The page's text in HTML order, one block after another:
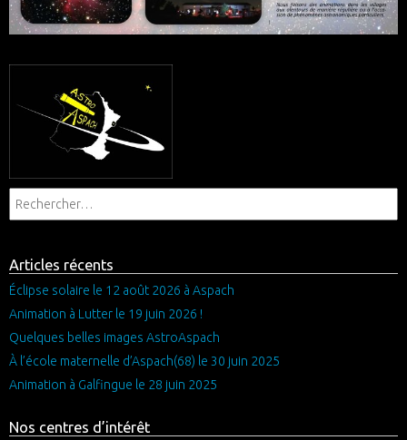
Articles récents
Éclipse solaire le 12 août 2026 à Aspach
Animation à Lutter le 19 juin 2026 !
Quelques belles images AstroAspach
À l’école maternelle d’Aspach(68) le 30 juin 2025
Animation à Galfingue le 28 juin 2025
Nos centres d’intérêt